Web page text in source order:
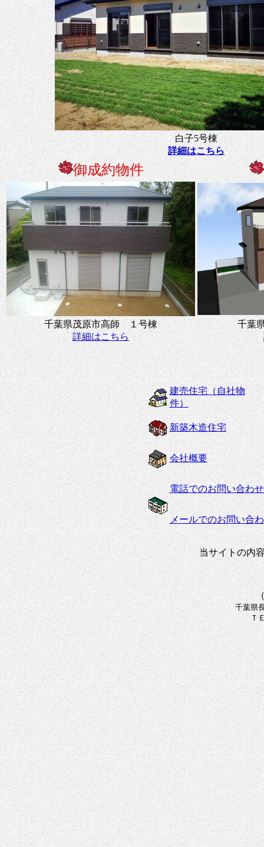
白子5号棟
詳細はこちら
御成約物件
千葉県茂原市高師 １号棟
詳細はこちら
千葉
建売住宅（自社物
件）
新築木造住宅
会社概要
電話でのお問い合わ
メールでのお問い合
当サイトの内
千葉県
Ｔ